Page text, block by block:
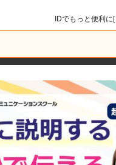
IDでもっと便利に[